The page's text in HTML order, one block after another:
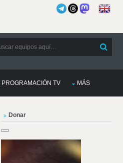
PROGRAMACIÓN TV MÁS
Donar